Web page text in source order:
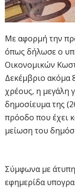
Με αφορμή την
όπως δήλωσε ο
Οικονομικών
Δεκέμβριο ακόμα
χρέους, η μεγάλη
δημοσίευμα της
πρόοδο που έχει
μείωση του
Σύμφωνα με
εφημερίδα